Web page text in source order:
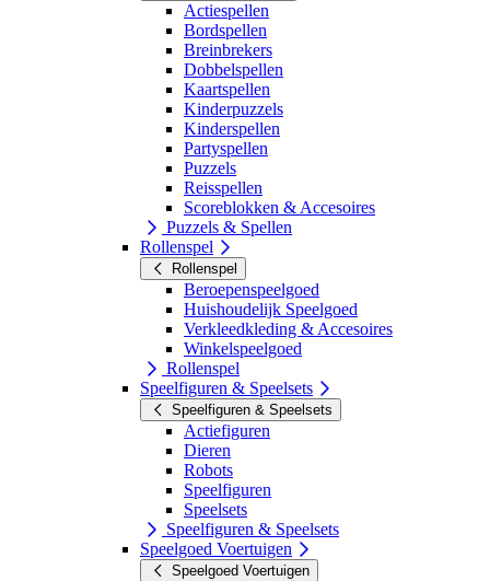
Actiespellen
Bordspellen
Breinbrekers
Dobbelspellen
Kaartspellen
Kinderpuzzels
Kinderspellen
Partyspellen
Puzzels
Reisspellen
Scoreblokken & Accesoires
Puzzels & Spellen
Rollenspel
Rollenspel
Beroepenspeelgoed
Huishoudelijk Speelgoed
Verkleedkleding & Accesoires
Winkelspeelgoed
Rollenspel
Speelfiguren & Speelsets
Speelfiguren & Speelsets
Actiefiguren
Dieren
Robots
Speelfiguren
Speelsets
Speelfiguren & Speelsets
Speelgoed Voertuigen
Speelgoed Voertuigen